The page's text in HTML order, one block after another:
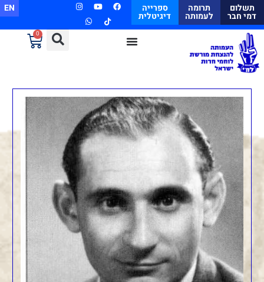
תשלום
דמי חבר
תרומה
לעמותה
ספרייה
דיגיטלית
EN
0